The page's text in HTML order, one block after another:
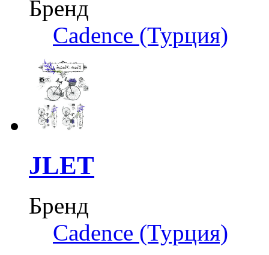
Бренд
Cadence (Турция)
JLET
Бренд
Cadence (Турция)